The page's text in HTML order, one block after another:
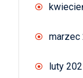
marzec
luty